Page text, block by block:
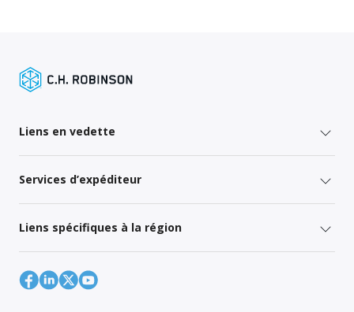
Liens en vedette
Services d’expéditeur
Liens spécifiques à la région